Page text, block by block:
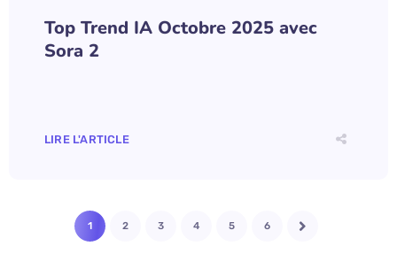
Top Trend IA Octobre 2025 avec
Sora 2
LIRE L'ARTICLE
1 2 3 4 5 6